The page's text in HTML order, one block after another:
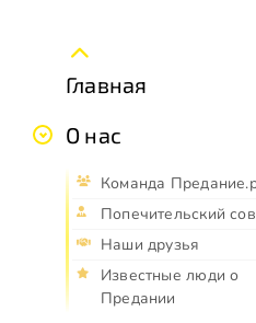
Главная
О нас
Команда
Попечительский
Наши друзья
Известные люди о
Предании